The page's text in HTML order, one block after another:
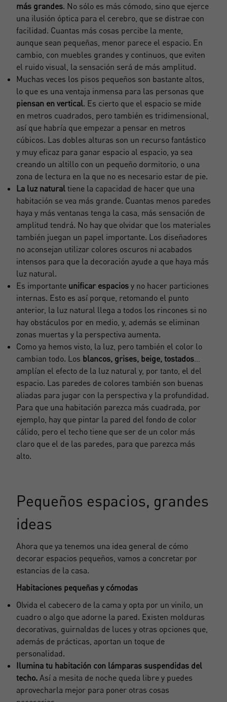
más grandes. No sólo es más cómodo, sino que ejerce
una ilusión óptica para el cerebro, que se distrae con
facilidad. Cuantas más cosas percibe la mente,
aunque sean pequeñas, menor parece el espacio. En
cambio, con muebles grandes y continuos, que eviten
el ruido visual, la sensación será de más amplitud.
Muchas veces los pisos pequeños son bastante altos,
lo que es una ventaja inmensa para las personas que
piensan en vertical. Es cierto que el espacio se mide
en metros cuadrados, pero también es tridimensional,
así que habría que empezar a pensar en metros
cúbicos. Las dobles alturas son un recurso fantástico
y muy eficaz para ganar espacio al espacio, ya sea
creando un altillo con un pequeño dormitorio, o una
zona de lectura en la que no es necesario estar de pie.
La luz natural tiene la capacidad de hacer que una
habitación se vea más grande. Cuantas menos paredes
haya y más ventanas tenga la casa, más sensación de
amplitud tendrá. No hay que olvidar que los materiales
también juegan un papel importante. Los diseñadores
no aconsejan utilizar colores oscuros ni acabados
intensos para que la decoración ayude a que haya más
luz natural.
Es importante unificar espacios y no hacer particiones
internas. Esto es así porque, retomando el punto
anterior, la luz natural llega a todos los rincones si no
hay obstáculos por en medio, y, además se eliminan
zonas muertas y la perspectiva aumenta.
Como ya hemos visto, la luz, pero también el color lo
cambian todo. Los blancos, grises, beige, tostados
amplían el efecto de la luz natural y, por tanto, el del
espacio. Las paredes de colores también son buenas
aliadas para jugar con la perspectiva y la profundidad.
Para que una habitación parezca más cuadrada, por
ejemplo, hay que pintar la pared del fondo de color
cálido, pero el techo tiene que ser de un color más
claro que el de las paredes, para que parezca más
alto.
Pequeños espacios, grandes
ideas
Ahora que ya tenemos una idea general de cómo
decorar espacios pequeños, vamos a concretar por
estancias de la casa.
Habitaciones pequeñas y cómodas
Olvida el cabecero de la cama y opta por un vinilo, un
cuadro o algo que adorne la pared. Existen molduras
decorativas, guirnaldas de luces y otras opciones que,
además de prácticas, aportan un toque de
personalidad.
Ilumina tu habitación con lámparas suspendidas del
techo. Así a mesita de noche queda libre y puedes
aprovecharla mejor para poner otras cosas